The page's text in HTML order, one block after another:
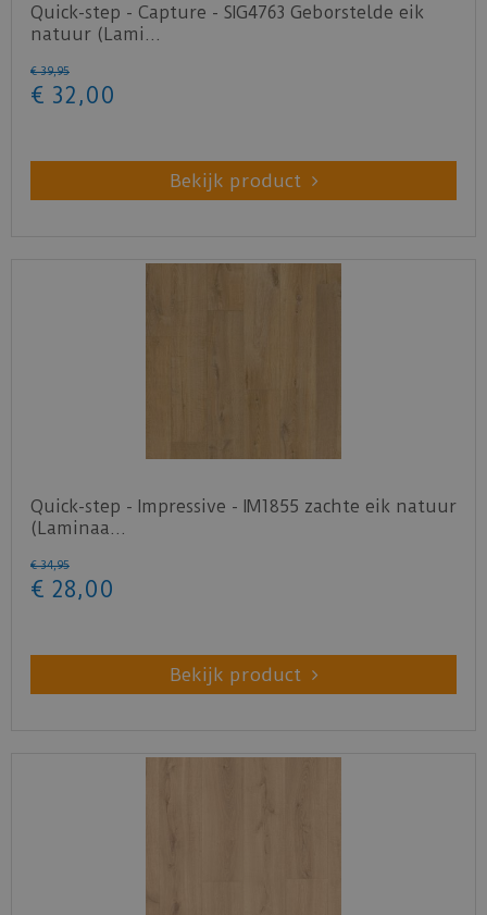
Quick-step - Capture - SIG4763 Geborstelde eik
natuur (Lami…
€ 39,95
€ 32 ,00
Bekijk product
Quick-step - Impressive - IM1855 zachte eik natuur
(Laminaa…
€ 34,95
€ 28,00
Bekijk product